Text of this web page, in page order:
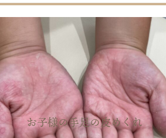
お子様の手足の皮めくれ